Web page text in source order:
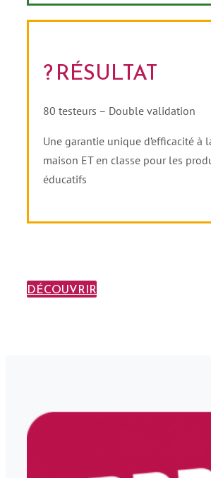
? RÉSULTAT
80 testeurs – Double validation
Une garantie unique d’efficacité à
maison ET en classe pour les
éducatifs
DÉCOUVRIR